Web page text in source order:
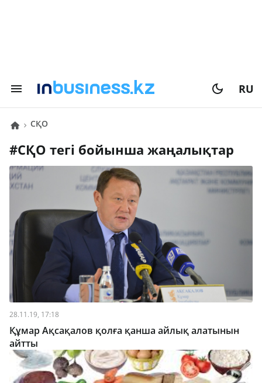
RU
СҚО
# СҚО тегі бойынша жаңалықтар
28.11.19, 17:18
Құмар Ақсақалов қолға қанша айлық алатынын
айтты